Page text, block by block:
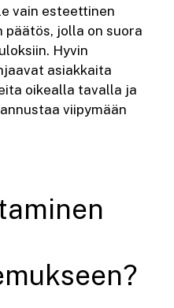
vain esteettinen
jolla on suora
Hyvin
asiakkaita
oikealla tavalla ja
viipymään